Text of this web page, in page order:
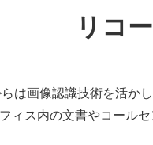
リコ
は画像認識技術を活
ィス内の文書やコール